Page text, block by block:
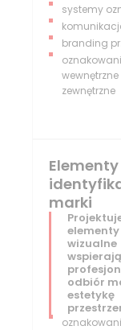
systemy
branding
wewnętrzne
zewnętrzne
Elementy
marki
elementy
wizualne
odbiór
estetykę